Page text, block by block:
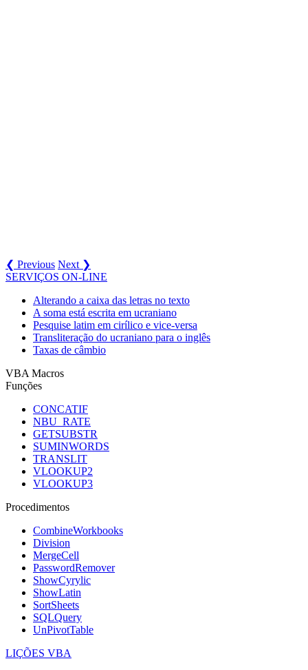
❮ Previous Next ❯
SERVIÇOS ON-LINE
Alterando a caixa das letras no texto
A soma está escrita em ucraniano
Pesquise latim em cirílico e vice-versa
Transliteração do ucraniano para o inglês
Taxas de câmbio
VBA Macros
Funções
CONCATIF
NBU_RATE
GETSUBSTR
SUMINWORDS
TRANSLIT
VLOOKUP2
VLOOKUP3
Procedimentos
CombineWorkbooks
Division
MergeCell
PasswordRemover
ShowCyrylic
ShowLatin
SortSheets
SQLQuery
UnPivotTable
LIÇÕES VBA